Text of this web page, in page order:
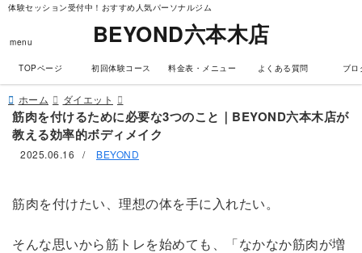
体験セッション受付中！おすすめ人気パーソナルジム
menu BEYOND六本木店
TOPページ 初回体験コース 料金表・メニュー よくある質問 ブロ
ホーム ダイエット
筋肉を付けるために必要な3つのこと｜BEYOND六本木店が
教える効率的ボディメイク
2025.06.16 / BEYOND
筋肉を付けたい、理想の体を手に入れたい。
そんな思いから筋トレを始めても、「なかなか筋肉が増